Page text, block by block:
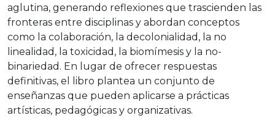
aglutina, generando reflexiones que trascienden las
fronteras entre disciplinas y abordan conceptos
como la colaboración, la decolonialidad, la no
linealidad, la toxicidad, la biomímesis y la no-
binariedad. En lugar de ofrecer respuestas
definitivas, el libro plantea un conjunto de
enseñanzas que pueden aplicarse a prácticas
artísticas, pedagógicas y organizativas.